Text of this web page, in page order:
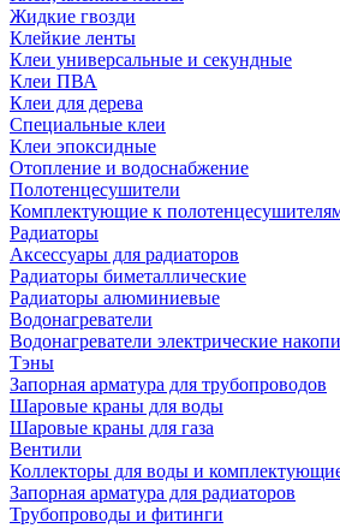
Жидкие гвозди
Клейкие ленты
Клеи универсальные и секундные
Клеи ПВА
Клеи для дерева
Специальные клеи
Клеи эпоксидные
Отопление и водоснабжение
Полотенцесушители
Комплектующие к
Радиаторы
Аксессуары для радиаторов
Радиаторы биметаллические
Радиаторы алюминиевые
Водонагреватели
Водонагреватели электрические
Тэны
Запорная арматура для трубопроводов
Шаровые краны для воды
Шаровые краны для газа
Вентили
Коллекторы для воды и
Запорная арматура для радиаторов
Трубопроводы и фитинги